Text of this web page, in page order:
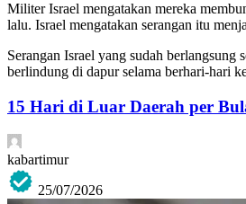
Militer Israel mengatakan mereka
lalu. Israel mengatakan serangan itu
Serangan Israel yang sudah
berlindung di dapur selama berhari-hari
15 Hari di Luar Daerah per
kabartimur
25/07/2026